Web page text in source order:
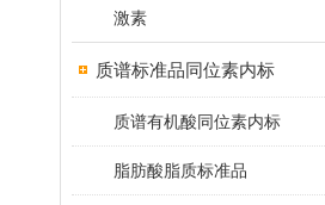
激素
质谱标准品同位素内标
质谱有机酸同位素内标
脂肪酸脂质标准品